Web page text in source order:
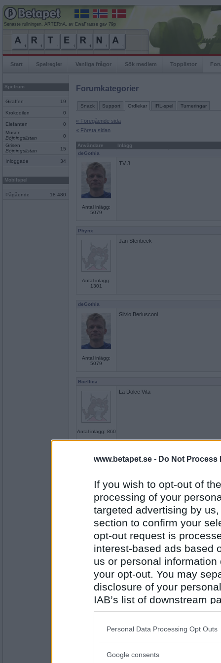
www.betapet.se - Do Not Process
If you wish to opt-out of
processing of your
targeted advertising by
section to confirm your
opt-out request is
interest-based ads based
us or personal
your opt-out. You may
disclosure of your
IAB’s list of downstream
also be disclosed by us
Downstream Participants
Please note that this
Personal Data Processing Opt Outs
Google consents
Senaste rullningen, ARTERnA, av EwaFrasse gav 79p
Start Spelregler Vanliga frågor Sök medlem Topplistor
Spelrum
Giraffen 19
Krokodilen 0
Elefanten
0
Musen
Böjningslistan
0
Grisen
Böjningslistan
15
Inloggade 34
Mobilspel
Pågående 18 480
Forumkategorier
Snack Support Ordlekar IRL-spel Turneringar
« Föregående sida
« Första sidan
Användare
Inlägg
deGothia
Antal inlägg:
5079
TV 3
Phynx
Antal inlägg:
1301
Jan Stenbeck
deGothia
Antal inlägg:
5079
Silvio Berlusconi
Boellica
Antal inlägg: 860
La Dolce Vita
Antal inlägg:
10186
Fontana di Trevi
Svea79
Antal inlägg: 65
Vatten